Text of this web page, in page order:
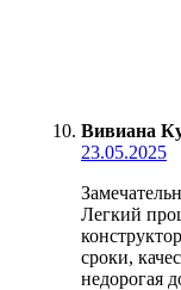
Вивиана
23.05.2025
Легкий
сроки,
недорогая